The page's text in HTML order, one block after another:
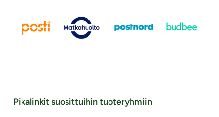
Pikalinkit suosittuihin tuoteryhmiin